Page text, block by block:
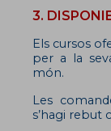
3.
Els cursos
per a la
món.
Les
s’hagi rebut